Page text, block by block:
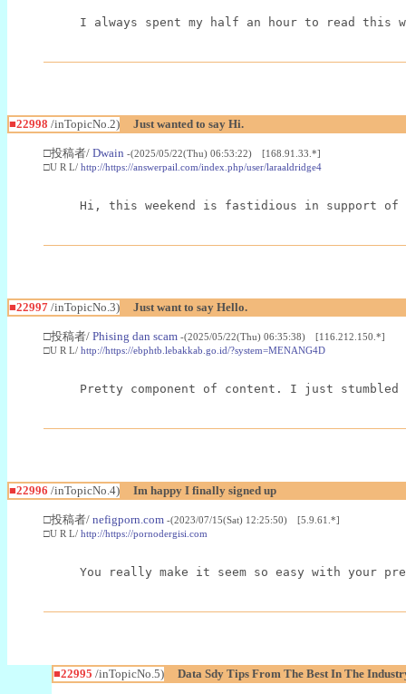
I always spent my half an hour to read
■22998 /inTopicNo.2) Just wanted to say Hi.
□投稿者/ Dwain -(2025/05/22(Thu) 06:53:22) [168.91.33.*]
□U R L/ http://https://answerpail.com/index.php/user/laraaldridge4
Hi, this weekend is fastidious in support of
■22997 /inTopicNo.3) Just want to say Hello.
□投稿者/ Phising dan scam -(2025/05/22(Thu) 06:35:38) [116.212.150.*]
□U R L/ http://https://ebphtb.lebakkab.go.id/?system=MENANG4D
Pretty component of content. I just
■22996 /inTopicNo.4) Im happy I finally signed up
□投稿者/ nefigporn.com -(2023/07/15(Sat) 12:25:50) [5.9.61.*]
□U R L/ http://https://pornodergisi.com
You really make it seem so easy with your
■22995 /inTopicNo.5) Data Sdy Tips From The Best In The